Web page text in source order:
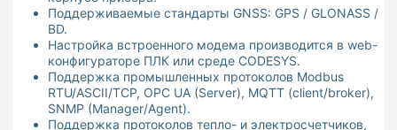
Поддерживаемые стандарты GNSS: GPS / GLONASS /
BD.
Настройка встроенного модема производится в web-
конфигураторе ПЛК или среде CODESYS.
Поддержка промышленных протоколов Modbus
RTU/ASCII/TCP, OPC UA (Server), MQTT (client/broker),
SNMP (Manager/Agent).
Поддержка протоколов тепло- и электросчетчиков,